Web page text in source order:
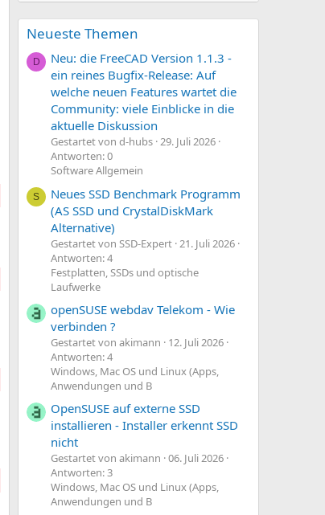
Neueste Themen
D
Neu: die FreeCAD Version 1.1.3 -
ein reines Bugfix-Release: Auf
welche neuen Features wartet die
Community: viele Einblicke in die
aktuelle Diskussion
Gestartet von d-hubs 29. Juli 2026
Antworten: 0
Software Allgemein
S
Neues SSD Benchmark Programm
(AS SSD und CrystalDiskMark
Alternative)
Gestartet von SSD-Expert 21. Juli 2026
Antworten: 4
Festplatten, SSDs und optische
Laufwerke
openSUSE webdav Telekom - Wie
verbinden ?
Gestartet von akimann
12. Juli 2026
Antworten: 4
Windows, Mac OS und Linux (Apps,
Anwendungen und B
OpenSUSE auf externe SSD
installieren - Installer erkennt SSD
nicht
Gestartet von akimann 06. Juli 2026
Antworten: 3
Windows, Mac OS und Linux (Apps,
Anwendungen und B